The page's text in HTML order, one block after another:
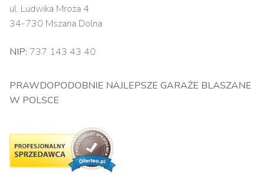
ul. Ludwika Mroza 4
34-730 Mszana Dolna
NIP: 737 143 43 40
PRAWDOPODOBNIE NAJLEPSZE GARAŻE BLASZANE
W POLSCE